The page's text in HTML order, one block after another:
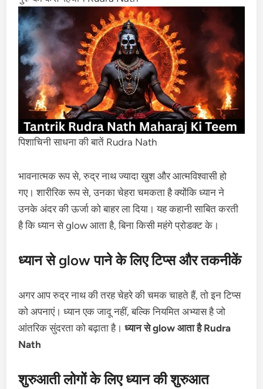
पिशाचिनी साधना की बातें Rudra Nath
भावनात्मक रूप से, रुद्र नाथ ज्यादा खुश और आत्मविश्वासी हो
गए। शारीरिक रूप से, उनका चेहरा चमकता है क्योंकि ध्यान ने
उनके अंदर की ऊर्जा को बाहर ला दिया। यह कहानी साबित करती
है कि ध्यान से glow आता है, बिना किसी महंगे प्रोडक्ट के।
ध्यान से glow पाने के लिए टिप्स और तकनीकें
अगर आप रुद्र नाथ की तरह चेहरे की चमक चाहते हैं, तो इन टिप्स
को अपनाएं। ध्यान एक जादू नहीं, बल्कि नियमित अभ्यास है जो
आंतरिक सुंदरता को बढ़ाता है।ध्यान से glow आता है Rudra
Nath
शुरुआती लोगों के लिए ध्यान की शुरुआत